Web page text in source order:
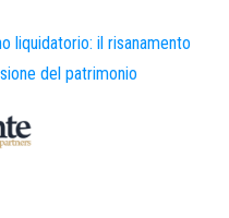
liquidatorio: il risanamento
del patrimonio